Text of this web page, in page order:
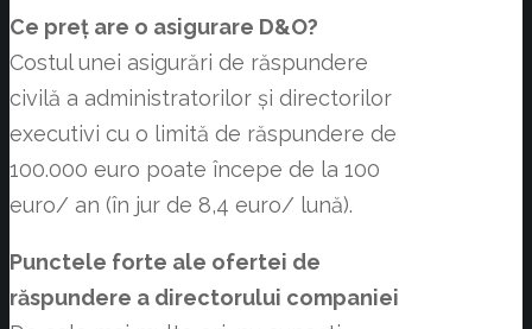
Ce preț are o asigurare D&O?
Costul unei asigurări de răspundere
civilă a administratorilor și directorilor
executivi cu o limită de răspundere de
100.000 euro poate începe de la 100
euro/ an (în jur de 8,4 euro/ lună).
Punctele forte ale ofertei de
răspundere a directorului companiei